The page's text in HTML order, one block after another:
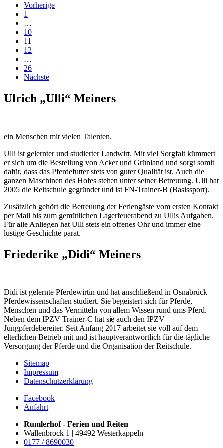
Vorherige
1
…
10
11
12
…
26
Nächste
Ulrich „Ulli“ Meiners
ein Menschen mit vielen Talenten.
Ulli ist gelernter und studierter Landwirt. Mit viel Sorgfalt kümmert
er sich um die Bestellung von Acker und Grünland und sorgt somit
dafür, dass das Pferdefutter stets von guter Qualität ist. Auch die
ganzen Maschinen des Hofes stehen unter seiner Betreuung. Ulli hat
2005 die Reitschule gegründet und ist FN-Trainer-B (Basissport).
Zusätzlich gehört die Betreuung der Feriengäste vom ersten Kontakt
per Mail bis zum gemütlichen Lagerfeuerabend zu Ullis Aufgaben.
Für alle Anliegen hat Ulli stets ein offenes Ohr und immer eine
lustige Geschichte parat.
Friederike „Didi“ Meiners
Didi ist gelernte Pferdewirtin und hat anschließend in Osnabrück
Pferdewissenschaften studiert. Sie begeistert sich für Pferde,
Menschen und das Vermitteln von allem Wissen rund ums Pferd.
Neben dem IPZV Trainer-C hat sie auch den IPZV
Jungpferdebereiter. Seit Anfang 2017 arbeitet sie voll auf dem
elterlichen Betrieb mit und ist hauptverantwortlich für die tägliche
Versorgung der Pferde und die Organisation der Reitschule.
Sitemap
Impressum
Datenschutzerklärung
Facebook
Anfahrt
Rumlerhof - Ferien und Reiten
Wallenbrock 1 | 49492 Westerkappeln
0177 / 8690030